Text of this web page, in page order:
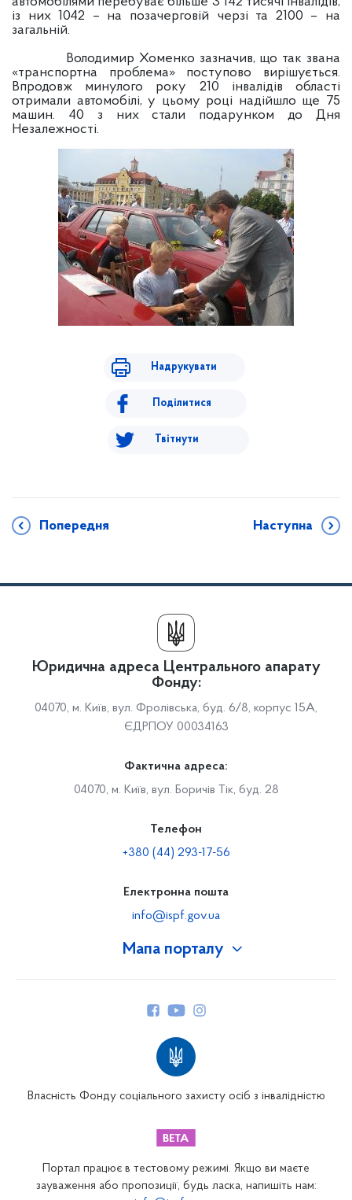
із них 1042 – на позачерговій черзі та 2100 – на
загальній.
Володимир Хоменко зазначив, що так звана
«транспортна проблема» поступово вирішується.
Впродовж минулого року 210 інвалідів області
отримали автомобілі, у цьому році надійшло ще 75
машин. 40 з них стали подарунком до Дня
Незалежності.
Надрукувати
Поділитися
Твітнути
Попередня Наступна
Мапа порталу
Закарпатське відділення
Юридична адреса Центрального апарату
Фонду:
04070, м. Київ, вул. Фролівська, буд. 6/8, корпус 15А,
ЄДРПОУ 00034163
Фактична адреса:
04070, м. Київ, вул. Боричів Тік, буд. 28
Телефон
+380 (44) 293-17-56
Електронна пошта
info@ispf.gov.ua
Власність Фонду соціального захисту осіб з інвалідністю
Портал працює в тестовому режимі. Якщо ви маєте
зауваження або пропозиції, будь ласка, напишіть нам: